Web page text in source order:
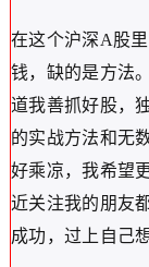
在这个沪深A股
钱，缺的是方法
道我善抓好股，
的实战方法和无
好乘凉，我希望
近关注我的朋友
成功，过上自己